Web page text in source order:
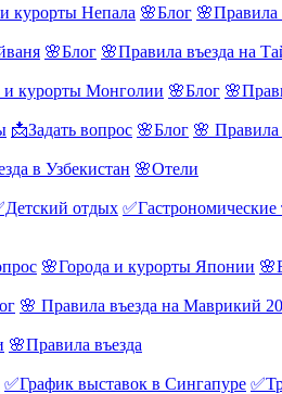
курорты Непала 🌸Блог 🌸Правила
🌸Блог 🌸Правила въезда на
и курорты Монголии 🌸Блог
📩Задать вопрос 🌸Блог 🌸
в Узбекистан 🌸Отели
отдых ✅Гастрономические
🌸Города и курорты Японии
🌸 Правила въезда на Маврикий
🌸Правила въезда
✅График выставок в Сингапуре